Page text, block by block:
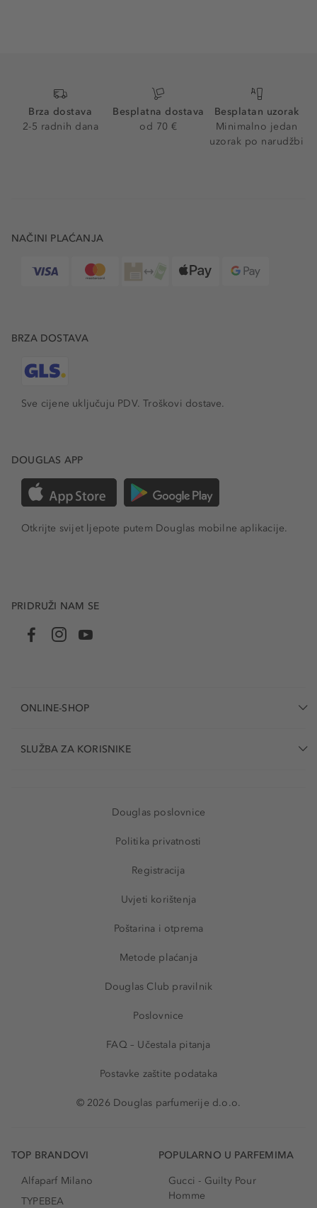
Brza dostava
2-5 radnih dana
Besplatna dostava
od 70 €
Besplatan uzorak
Minimalno jedan
uzorak po narudžbi
NAČINI PLAĆANJA
BRZA DOSTAVA
Sve cijene uključuju PDV.Troškovi dostave.
DOUGLAS APP
Otkrijte svijet ljepote putem Douglas mobilne aplikacije.
PRIDRUŽI NAM SE
ONLINE-SHOP
SLUŽBA ZA KORISNIKE
Douglas poslovnice
Politika privatnosti
Registracija
Uvjeti korištenja
Poštarina i otprema
Metode plaćanja
Douglas Club pravilnik
Poslovnice
FAQ – Učestala pitanja
Postavke zaštite podataka
© 2026 Douglas parfumerije d.o.o.
TOP BRANDOVI
Alfaparf Milano
TYPEBEA
POPULARNO U PARFEMIMA
Gucci - Guilty Pour
Homme